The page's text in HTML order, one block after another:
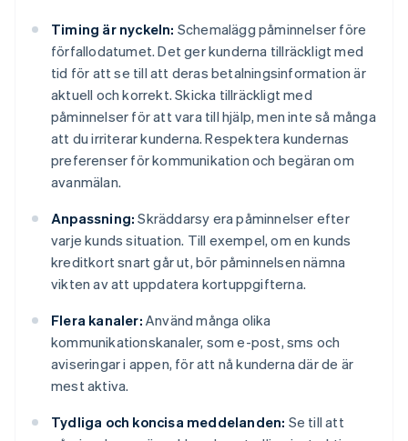
Timing är nyckeln: Schemalägg påminnelser före
förfallodatumet. Det ger kunderna tillräckligt med
tid för att se till att deras betalningsinformation är
aktuell och korrekt. Skicka tillräckligt med
påminnelser för att vara till hjälp, men inte så många
att du irriterar kunderna. Respektera kundernas
preferenser för kommunikation och begäran om
avanmälan.
Anpassning: Skräddarsy era påminnelser efter
varje kunds situation. Till exempel, om en kunds
kreditkort snart går ut, bör påminnelsen nämna
vikten av att uppdatera kortuppgifterna.
Flera kanaler: Använd många olika
kommunikationskanaler, som e-post, sms och
aviseringar i appen, för att nå kunderna där de är
mest aktiva.
Tydliga och koncisa meddelanden: Se till att